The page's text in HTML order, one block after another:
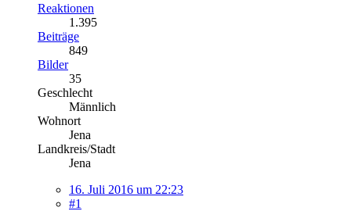
Reaktionen
1.395
Beiträge
849
Bilder
35
Geschlecht
Männlich
Wohnort
Jena
Landkreis/Stadt
Jena
16. Juli 2016 um 22:23
#1